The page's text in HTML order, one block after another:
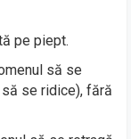
pe piept.
să se
se ridice), fără